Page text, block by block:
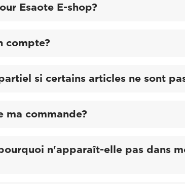
Esaote E-shop?
compte?
si certains articles ne sont
ma commande?
n'apparaît-elle pas dans